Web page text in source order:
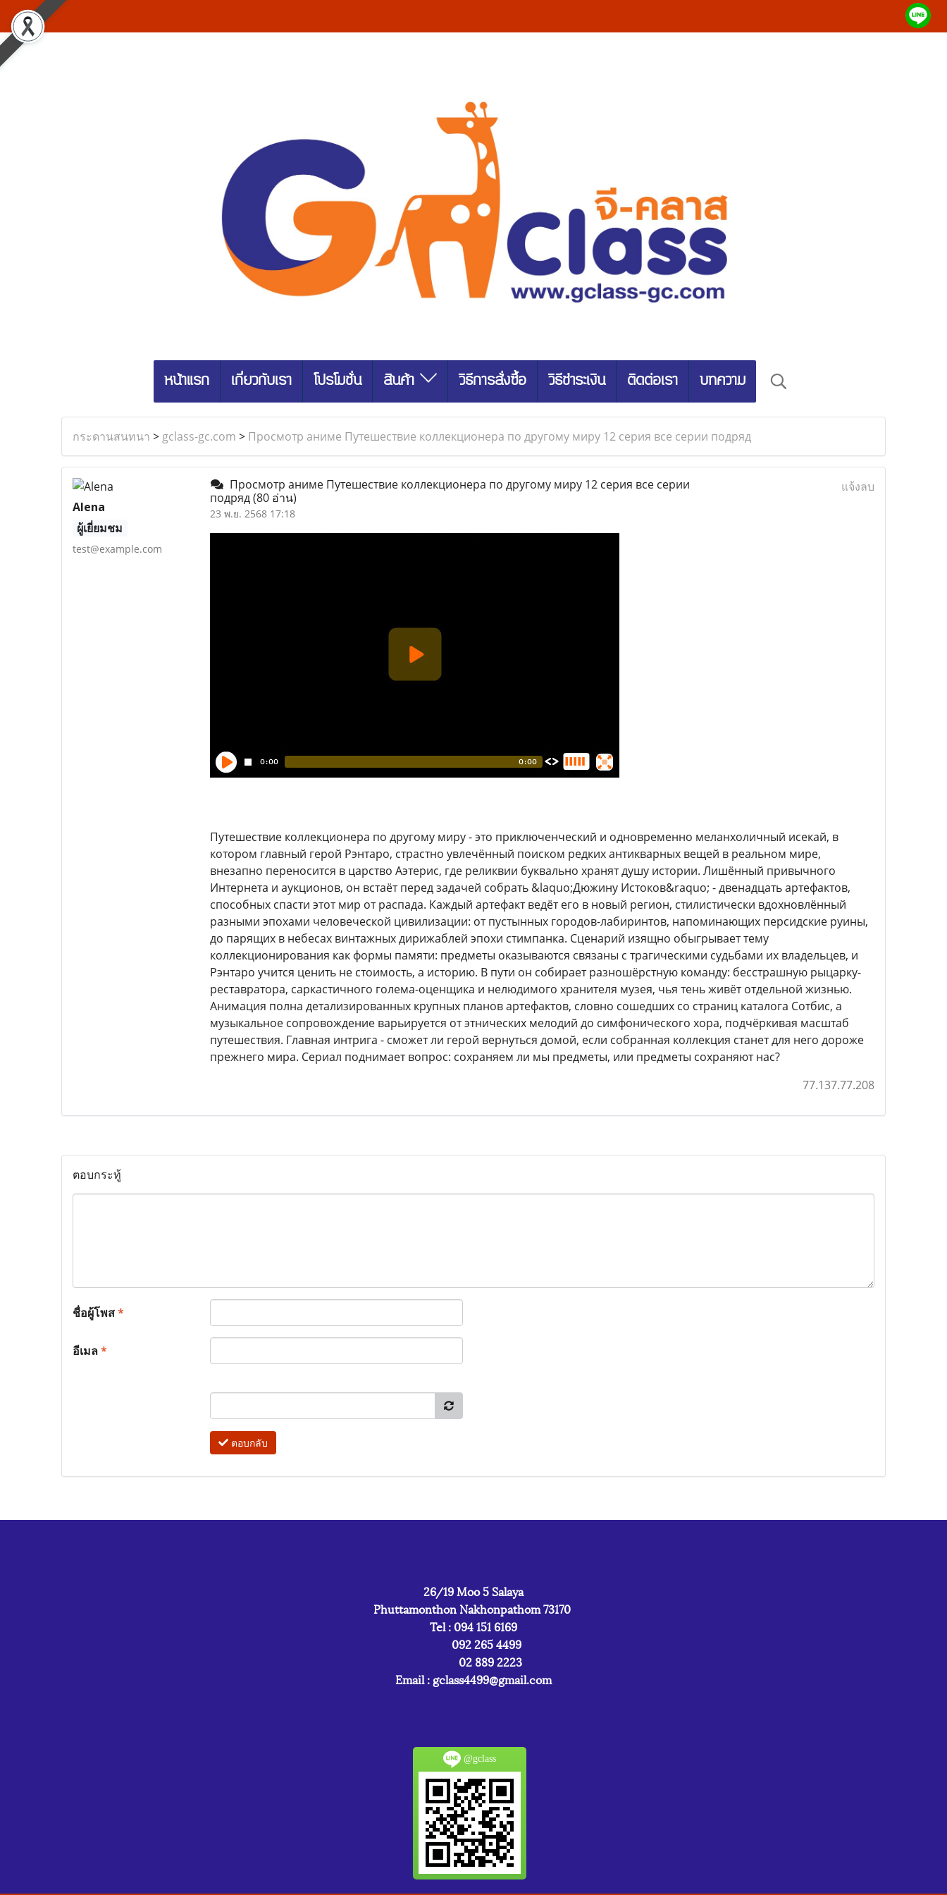
หน้าแรก เกี่ยวกับเรา โปรโมชั่น สินค้า วิธีการสั่งซื้อ วิธีชำระเงิน ติดต่อเรา บทความ
กระดานสนทนา > gclass-gc.com > Просмотр аниме Путешествие коллекционера по другому миру 12 серия все серии подряд
Alena
ผู้เยี่ยมชม
test@example.com
Просмотр аниме Путешествие коллекционера по другому миру 12 серия все серии
подряд(80 อ่าน)
23 พ.ย. 2568 17:18
แจ้งลบ
Путешествие коллекционера по другому миру - это приключенческий и одновременно меланхоличный исекай, в
котором главный герой Рэнтаро, страстно увлечённый поиском редких антикварных вещей в реальном мире,
внезапно переносится в царство Аэтерис, где реликвии буквально хранят душу истории. Лишённый привычного
Интернета и аукционов, он встаёт перед задачей собрать &laquo;Дюжину Истоков&raquo; - двенадцать артефактов,
способных спасти этот мир от распада. Каждый артефакт ведёт его в новый регион, стилистически вдохновлённый
разными эпохами человеческой цивилизации: от пустынных городов-лабиринтов, напоминающих персидские руины,
до парящих в небесах винтажных дирижаблей эпохи стимпанка. Сценарий изящно обыгрывает тему
коллекционирования как формы памяти: предметы оказываются связаны с трагическими судьбами их владельцев, и
Рэнтаро учится ценить не стоимость, а историю. В пути он собирает разношёрстную команду: бесстрашную рыцарку-
реставратора, саркастичного голема-оценщика и нелюдимого хранителя музея, чья тень живёт отдельной жизнью.
Анимация полна детализированных крупных планов артефактов, словно сошедших со страниц каталога Сотбис, а
музыкальное сопровождение варьируется от этнических мелодий до симфонического хора, подчёркивая масштаб
путешествия. Главная интрига - сможет ли герой вернуться домой, если собранная коллекция станет для него дороже
прежнего мира. Сериал поднимает вопрос: сохраняем ли мы предметы, или предметы сохраняют нас?
77.137.77.208
ตอบกระทู้
ชื่อผู้โพส*
อีเมล*
ตอบกลับ
26/19 Moo 5 Salaya
Phuttamonthon Nakhonpathom 73170
Tel : 094 151 6169
092 265 4499
02 889 2223
Email : gclass4499@gmail.com
@gclass